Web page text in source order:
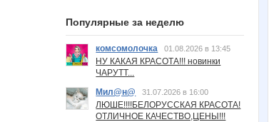
Популярные за неделю
комсомолочка 01.08.2026 в 13:45
НУ КАКАЯ КРАСОТА!!! новинки
ЧАРУТТ...
Мил@н@
31.07.2026 в 16:00
ЛЮШЕ!!!!БЕЛОРУССКАЯ КРАСОТА!
ОТЛИЧНОЕ КАЧЕСТВО,ЦЕНЫ!!!